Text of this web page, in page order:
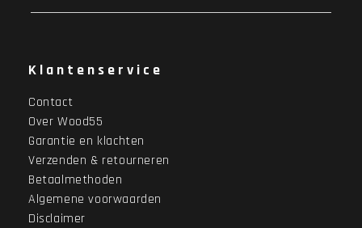
Klantenservice
Contact
Over Wood55
Garantie en klachten
Verzenden & retourneren
Betaalmethoden
Algemene voorwaarden
Disclaimer